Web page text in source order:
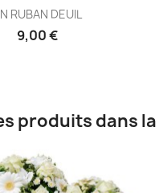
Aperçu rapide
RUBAN DEUIL
9,00 €
produits dans